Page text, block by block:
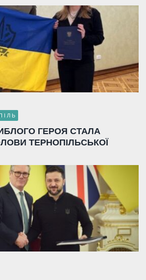
ГЕРОЯ СТАЛА
ТЕРНОПІЛЬСЬКОЇ